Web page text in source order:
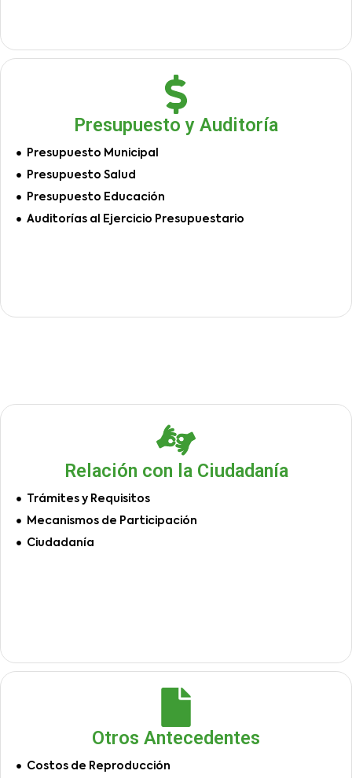
Presupuesto y Auditoría
Presupuesto Municipal
Presupuesto Salud
Presupuesto Educación
Auditorías al Ejercicio Presupuestario
Relación con la Ciudadanía
Trámites y Requisitos
Mecanismos de Participación
Ciudadanía
Otros Antecedentes
Costos de Reproducción